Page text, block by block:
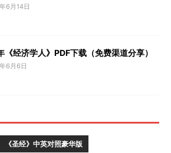
6月14日
经济学人》PDF下载（免费渠道分享）
6月6日
《圣经》中英对照豪华版